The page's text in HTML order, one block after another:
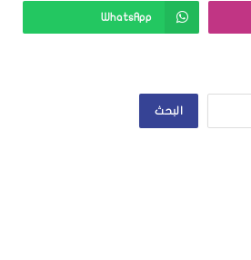
WhatsApp
البحث